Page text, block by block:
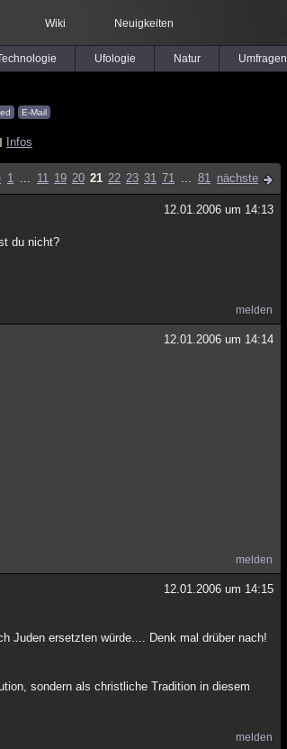
Wiki Neuigkeiten
Ufologie Natur Umfragen
E-Mail
Infos
1 ... 11 19 20 21 22 23 31 71 ... 81 nächste
12.01.2006 um 14:13
du nicht?
melden
12.01.2006 um 14:14
melden
12.01.2006 um 14:15
Juden ersetzten würde.... Denk mal drüber nach!
sondern als christliche Tradition in diesem
melden